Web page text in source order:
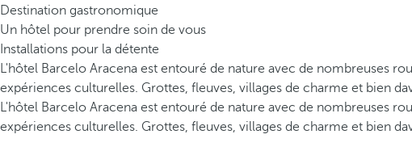
Destination gastronomique
Un hôtel pour prendre soin de vous
Installations pour la détente
L'hôtel Barcelo Aracena est entouré de nature avec de nombreuses
expériences culturelles. Grottes, fleuves, villages de charme et bien
L'hôtel Barcelo Aracena est entouré de nature avec de nombreuses
expériences culturelles. Grottes, fleuves, villages de charme et bien